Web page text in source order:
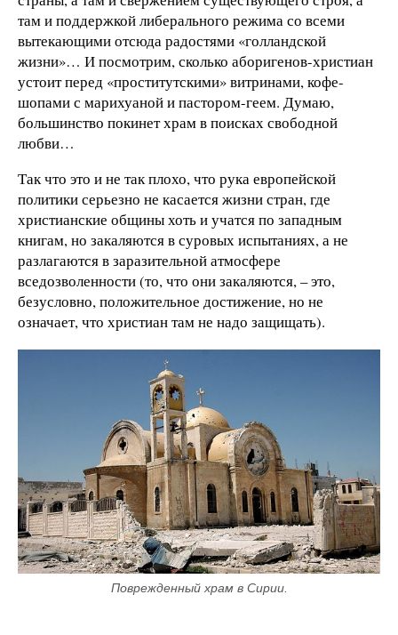
там и поддержкой либерального режима со всеми
вытекающими отсюда радостями «голландской
жизни»… И посмотрим, сколько аборигенов-христиан
устоит перед «проститутскими» витринами, кофе-
шопами с марихуаной и пастором-геем. Думаю,
большинство покинет храм в поисках свободной
любви…
Так что это и не так плохо, что рука европейской
политики серьезно не касается жизни стран, где
христианские общины хоть и учатся по западным
книгам, но закаляются в суровых испытаниях, а не
разлагаются в заразительной атмосфере
вседозволенности (то, что они закаляются, – это,
безусловно, положительное достижение, но не
означает, что христиан там не надо защищать).
Поврежденный храм в Сирии.